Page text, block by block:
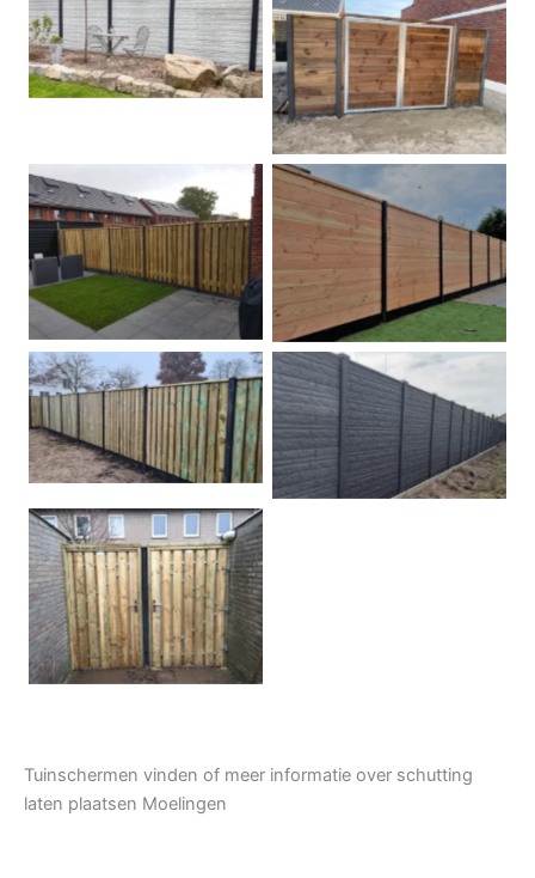
Betonschutting
Dubbele poort
Betonpalen schutting Douglas
Hout beton schuttingen Rots motief antraciet
Tuindeur grenen
Tuinschermen vinden of meer informatie over schutting
laten plaatsen Moelingen